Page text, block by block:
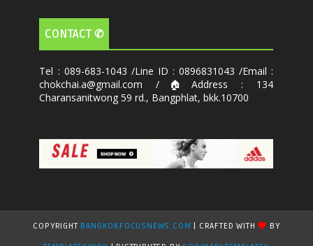
CONTACT ✆
Tel : 089-683-1043 /Line ID : 0896831043 /Email :
chokchai.a@gmail.com /🏠Address : 134
Charansanitwong 59 rd., Bangphlat, bkk.10700
COPYRIGHT BANGKOKFOCUSNEWS.COM | CRAFTED WITH
BY